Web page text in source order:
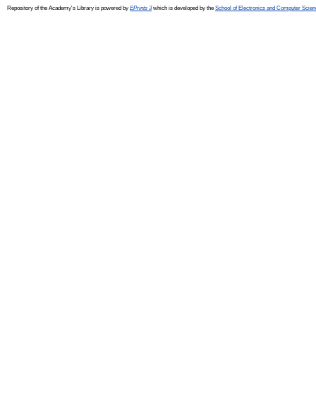
Repository of the Academy's Library is powered by EPrints 3which is developed by the School of Electronics and Computer